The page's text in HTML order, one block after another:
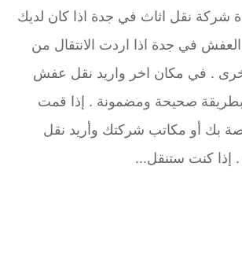
شركة نقل اثاث في جدة اذا كان لديك
في جدة اذا اردت الانتقال من
. في مكان اخر واريد نقل عفش
صحيحة ومضمونة . إذا قمت
بك أو مكاتب شركتك وأريد نقل
. إذا كنت ستنقل...